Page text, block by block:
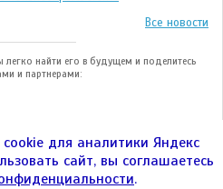
Все новости
легко найти его в будущем и поделитесь
и партнерами:
года, дом 7, стр. 1,
для аналитики Яндекс
сайт, вы соглашаетесь
.